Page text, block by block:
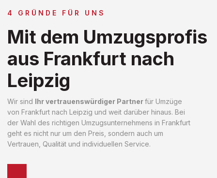
4 GRÜNDE FÜR UNS
Mit dem Umzugsprofis
aus Frankfurt nach
Leipzig
Wir sind Ihr vertrauenswürdiger Partnerfür Umzüge
von Frankfurt nach Leipzig und weit darüber hinaus. Bei
der Wahl des richtigen Umzugsunternehmens in Frankfurt
geht es nicht nur um den Preis, sondern auch um
Vertrauen, Qualität und individuellen Service.